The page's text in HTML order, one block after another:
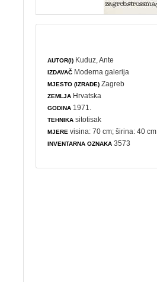
AUTOR(I) Kuduz, Ante
IZDAVAČ Moderna galerija
MJESTO (IZRADE) Zagreb
ZEMLJA Hrvatska
GODINA 1971.
TEHNIKA sitotisak
MJERE visina: 70 cm; širina: 40 cm
INVENTARNA OZNAKA 3573